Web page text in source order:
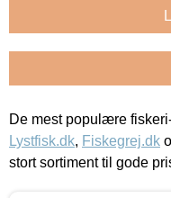
De mest populære
Lystfisk.dk, Fiskegrej.dk
stort sortiment til gode